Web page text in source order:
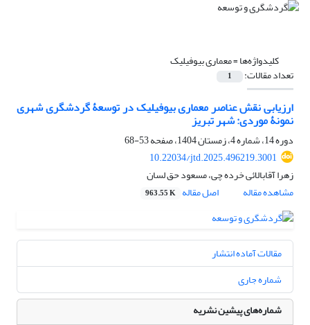
کلیدواژه‌ها =معماری بیوفیلیک
تعداد مقالات: 1
ارزیابی نقش عناصر معماری بیوفیلیک در توسعۀ گردشگری شهری
نمونۀ موردی: شهر تبریز
دوره 14، شماره 4، زمستان 1404، صفحه
53-68
10.22034/jtd.2025.496219.3001
زهرا آقابالائی خرده چی، مسعود حق لسان
مشاهده مقاله
اصل مقاله 963.55 K
مقالات آماده انتشار
شماره جاری
شماره‌های پیشین نشریه